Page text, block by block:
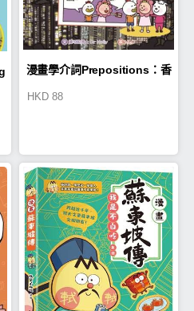
漫畫學介詞Prepositions：香
HKD 88